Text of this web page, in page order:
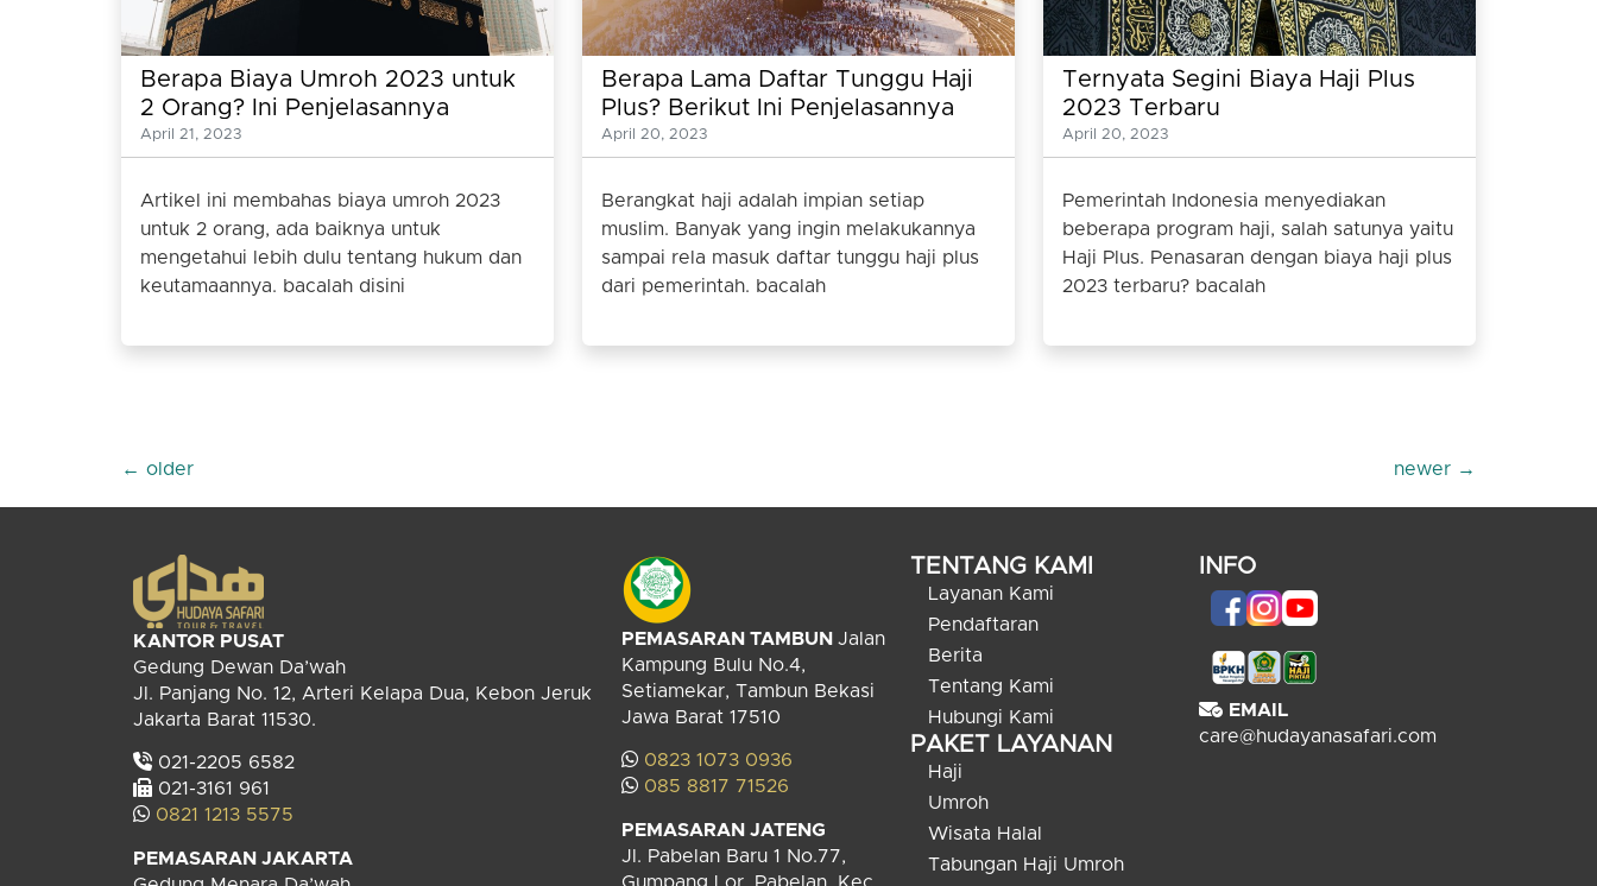
Berapa Biaya Umroh 2023 untuk
2 Orang? Ini Penjelasannya
April 21, 2023
Artikel ini membahas biaya umroh 2023
untuk 2 orang, ada baiknya untuk
mengetahui lebih dulu tentang hukum dan
keutamaannya. bacalah disini
Berapa Lama Daftar Tunggu Haji
Plus? Berikut Ini Penjelasannya
Lengkapnya
April 20, 2023
Berangkat haji adalah impian setiap
muslim. Banyak yang ingin melakukannya
sampai rela masuk daftar tunggu haji plus
dari pemerintah. bacalah
Ternyata Segini Biaya Haji Plus
2023 Terbaru
April 20, 2023
Pemerintah Indonesia menyediakan
beberapa program haji, salah satunya yaitu
Haji Plus. Penasaran dengan biaya haji plus
2023 terbaru? bacalah
← older newer →
KANTOR PUSAT
Gedung Dewan Da’wah
Jl. Panjang No. 12, Arteri Kelapa Dua, Kebon Jeruk
Jakarta Barat 11530.
021-2205 6582
021-3161 961
0821 1213 5575
PEMASARAN JAKARTA
PEMASARAN TAMBUNJalan
Kampung Bulu No.4,
Setiamekar, Tambun Bekasi
Jawa Barat 17510
0823 1073 0936
085 8817 71526
PEMASARAN JATENG
Jl. Pabelan Baru 1 No.77,
Gumpang Lor, Pabelan, Kec.
TENTANG KAMI
Layanan Kami
Pendaftaran
Berita
Tentang Kami
Hubungi Kami
PAKET LAYANAN
Haji
Umroh
Wisata Halal
Tabungan Haji Umroh
INFO
EMAIL
care@hudayanasafari.com